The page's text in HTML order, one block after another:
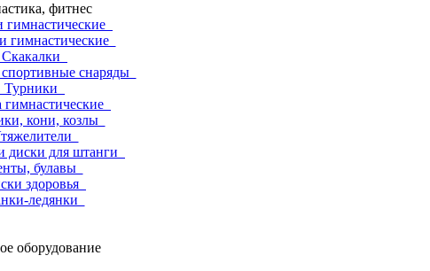
фитнес
гимнастические
гимнастические
Скакалки
снаряды
Турники
гимнастические
кони, козлы
диски для штанги
булавы
здоровья
ледянки
оборудование